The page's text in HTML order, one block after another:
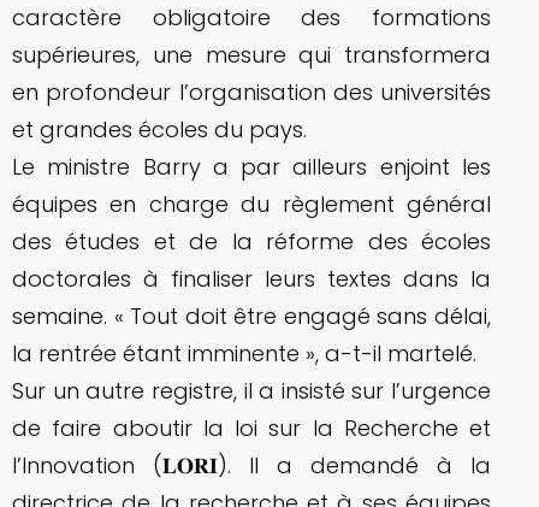
caractère obligatoire des formations
supérieures, une mesure qui transformera
en profondeur l’organisation des universités
et grandes écoles du pays.
Le ministre Barry a par ailleurs enjoint les
équipes en charge du règlement général
des études et de la réforme des écoles
doctorales à finaliser leurs textes dans la
semaine. « Tout doit être engagé sans délai,
la rentrée étant imminente », a-t-il martelé.
Sur un autre registre, il a insisté sur l’urgence
de faire aboutir la loi sur la Recherche et
l’Innovation (𝐋𝐎𝐑𝐈). Il a demandé à la